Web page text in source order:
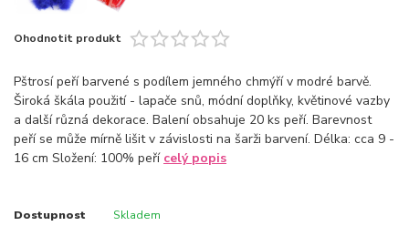
Ohodnotit produkt
Pštrosí peří barvené s podílem jemného chmýří v modré barvě.
Široká škála použití - lapače snů, módní doplňky, květinové vazby
a další různá dekorace. Balení obsahuje 20 ks peří. Barevnost
peří se může mírně lišit v závislosti na šarži barvení. Délka: cca 9 -
16 cm Složení: 100% peří celý popis
Dostupnost Skladem